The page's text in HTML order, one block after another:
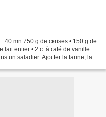
40 mn 750 g de cerises • 150 g de
lait entier • 2 c. à café de vanille
un saladier. Ajouter la farine, la